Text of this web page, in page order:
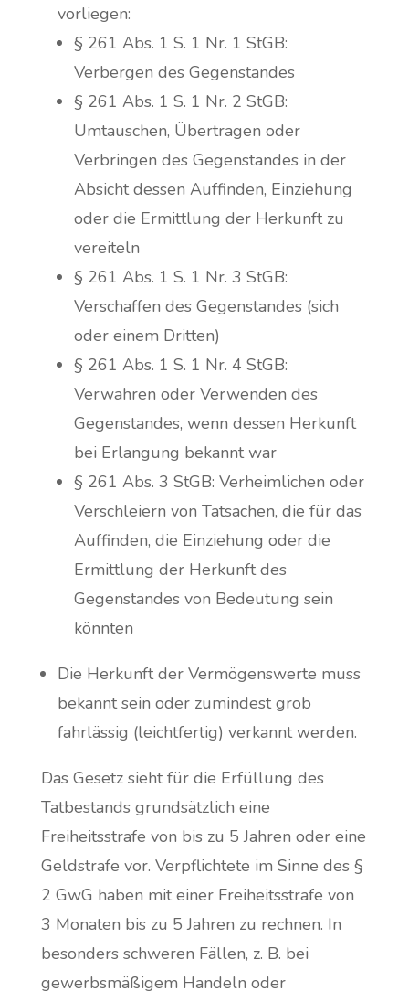
vorliegen:
§ 261 Abs. 1 S. 1 Nr. 1 StGB:
Verbergen des Gegenstandes
§ 261 Abs. 1 S. 1 Nr. 2 StGB:
Umtauschen, Übertragen oder
Verbringen des Gegenstandes in der
Absicht dessen Auffinden, Einziehung
oder die Ermittlung der Herkunft zu
vereiteln
§ 261 Abs. 1 S. 1 Nr. 3 StGB:
Verschaffen des Gegenstandes (sich
oder einem Dritten)
§ 261 Abs. 1 S. 1 Nr. 4 StGB:
Verwahren oder Verwenden des
Gegenstandes, wenn dessen Herkunft
bei Erlangung bekannt war
§ 261 Abs. 3 StGB: Verheimlichen oder
Verschleiern von Tatsachen, die für das
Auffinden, die Einziehung oder die
Ermittlung der Herkunft des
Gegenstandes von Bedeutung sein
könnten
Die Herkunft der Vermögenswerte muss
bekannt sein oder zumindest grob
fahrlässig (leichtfertig) verkannt werden.
Das Gesetz sieht für die Erfüllung des
Tatbestands grundsätzlich eine
Freiheitsstrafe von bis zu 5 Jahren oder eine
Geldstrafe vor. Verpflichtete im Sinne des §
2 GwG haben mit einer Freiheitsstrafe von
3 Monaten bis zu 5 Jahren zu rechnen. In
besonders schweren Fällen, z. B. bei
gewerbsmäßigem Handeln oder